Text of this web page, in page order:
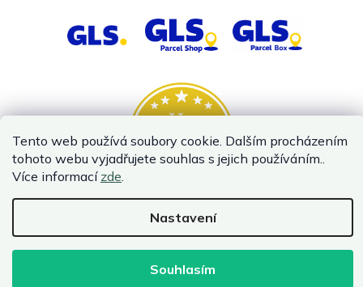
Tento web používá soubory cookie. Dalším procházením
tohoto webu vyjadřujete souhlas s jejich používáním..
Více informací zde.
Nastavení
Souhlasím
Infolinka je z technických příčin nedostupná. Kontaktujte